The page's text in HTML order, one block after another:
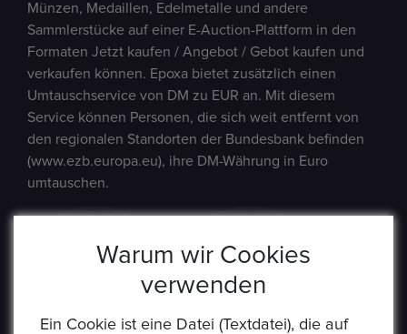
Münzen, Medaillen, Edelmetalle und andere
Sammlerstücke auf einer E-Auction-Plattform in den
Formaten Jetzt kaufen / Angebot / Gebot kaufen und
verkaufen können. Epoxa bietet zusätzlich einen
Umtauschservice von DM zu EUR an. Mit diesem
Service können Personen, die sich weit entfernt von
den regionalen Standorten der Bundesbank befinden
(www.ezb.europa.eu), ihre DM-Währung in Euro
umtauschen.
Warum wir Cookies
verwenden
Ein Cookie ist eine Datei (Textdatei), die auf